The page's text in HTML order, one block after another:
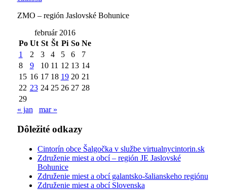
ZMO – región Jaslovské Bohunice
február 2016
Po Ut St Št Pi So Ne
1
2 3 4 5 6
7
8
9 10 11 12 13 14
15 16 17 18 19 20 21
22 23 24 25 26 27 28
29
« jan
mar »
Dôležité odkazy
Cintorín obce Šalgočka v službe virtualnycintorin.sk
Združenie miest a obcí – región JE Jaslovské
Bohunice
Združenie miest a obcí galantsko-šalianskeho regiónu
Združenie miest a obcí Slovenska